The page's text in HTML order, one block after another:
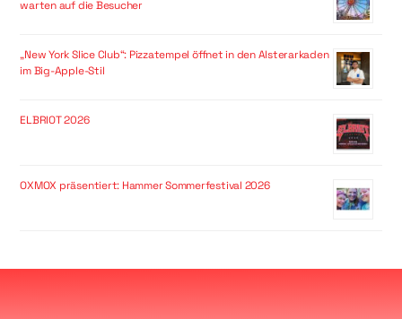
warten auf die Besucher
„New York Slice Club“: Pizzatempel öffnet in den Alsterarkaden
im Big-Apple-Stil
ELBRIOT 2026
OXMOX präsentiert: Hammer Sommerfestival 2026